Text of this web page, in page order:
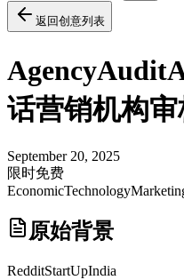
返回创意列表
话营销机构
September 20, 2025
限时免费
EconomicTechnology
原始背景
RedditStartUpIndia